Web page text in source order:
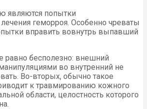
являются попытки
геморроя. Особенно чреваты
вправить вовнутрь выпавший
равно бесполезно: внешний
во внутренний не
Во-вторых, обычно такое
к травмированию кожного
области, целостность которого